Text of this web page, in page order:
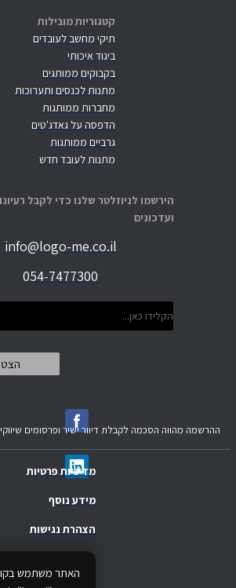
קטגוריות מובילות
תיקי מחשב לעובדים
ביגוד איכותי
בקבוקים ממותגים
מתנות לכנסים ותערוכות
מחברות ממותגות
הדפסה על גאדג'טים
גרביים ממותגות
מתנות לעובד חדש
הירשמו לניוזלטר שלנו כדי לקבל
ועדכונים
info@logo-me.co.il
054-7477300
מדיניות פרטיות
האתר משתמש
מידע נוסף
הצהרת נגישות
ההרשמה מהווה הסכמה לקבלת דיוור ישיר ופרסומים